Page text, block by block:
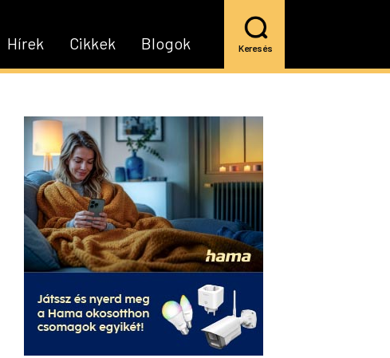
Blogok
Cikkek
Hírek Keresés